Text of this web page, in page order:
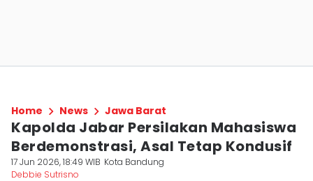
Home News Jawa Barat
Kapolda Jabar Persilakan Mahasiswa
Berdemonstrasi, Asal Tetap Kondusif
17 Jun 2026, 18:49 WIB Kota Bandung
Debbie Sutrisno